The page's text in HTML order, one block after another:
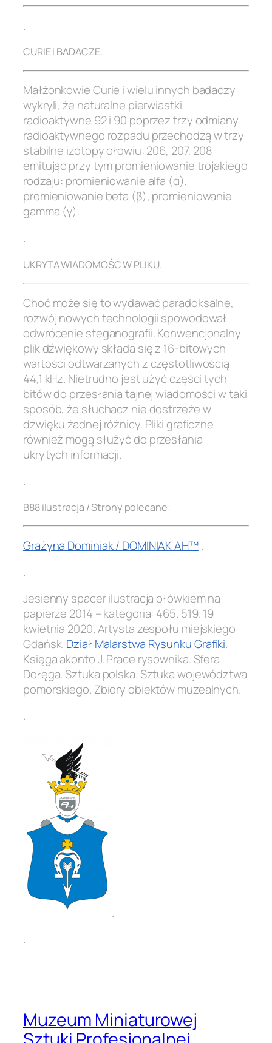
.
CURIE I BADACZE.
Małżonkowie Curie i wielu innych badaczy
wykryli, że naturalne pierwiastki
radioaktywne 92 i 90 poprzez trzy odmiany
radioaktywnego rozpadu przechodzą w trzy
stabilne izotopy ołowiu: 206, 207, 208
emitując przy tym promieniowanie trojakiego
rodzaju: promieniowanie alfa (α),
promieniowanie beta (β), promieniowanie
gamma (γ).
.
UKRYTA WIADOMOŚĆ W PLIKU.
Choć może się to wydawać paradoksalne,
rozwój nowych technologii spowodował
odwrócenie steganografii. Konwencjonalny
plik dźwiękowy składa się z 16-bitowych
wartości odtwarzanych z częstotliwością
44,1 kHz. Nietrudno jest użyć części tych
bitów do przesłania tajnej wiadomości w taki
sposób, że słuchacz nie dostrzeże w
dźwięku żadnej różnicy. Pliki graficzne
również mogą służyć do przesłania
ukrytych informacji.
.
B88 ilustracja / Strony polecane:
Grażyna Dominiak / DOMINIAK AH™.
.
Jesienny spacer ilustracja ołówkiem na
papierze 2014 – kategoria: 465. 519. 19
kwietnia 2020. Artysta zespołu miejskiego
Gdańsk. Dział Malarstwa Rysunku Grafiki.
Księga akonto J. Prace rysownika. Sfera
Dołęga. Sztuka polska. Sztuka województwa
pomorskiego. Zbiory obiektów muzealnych.
.
.
.
Muzeum Miniaturowej